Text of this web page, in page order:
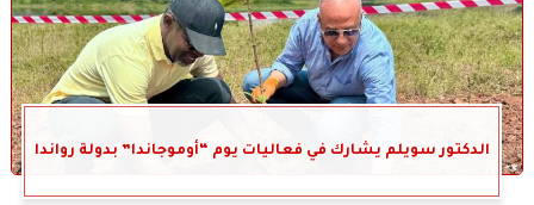
الدكتور سويلم يشارك في فعاليات يوم “أوموجاندا” بدولة رواندا